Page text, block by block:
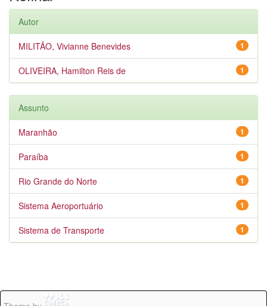
Autor
1
MILITÃO, Vivianne Benevides
1
OLIVEIRA, Hamilton Reis de
Assunto
1
Maranhão
1
Paraíba
1
Rio Grande do Norte
1
Sistema Aeroportuário
1
Sistema de Transporte